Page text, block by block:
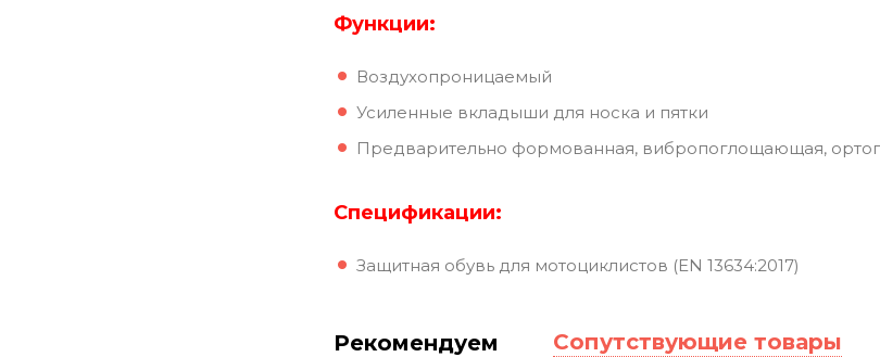
Функции:
Воздухопроницаемый
Усиленные вкладыши для носка и пятки
Предварительно формованная, вибропоглощающая,
Спецификации:
Защитная обувь для мотоциклистов (EN 13634:2017)
Рекомендуем Сопутствующие товары